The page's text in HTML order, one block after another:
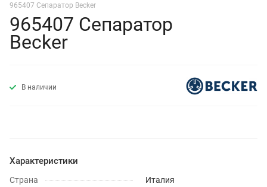
965407 Сепаратор Becker
965407 Сепаратор
Becker
В наличии
Характеристики
Страна Италия